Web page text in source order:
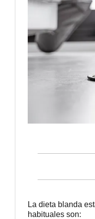
La dieta blanda
habituales son: